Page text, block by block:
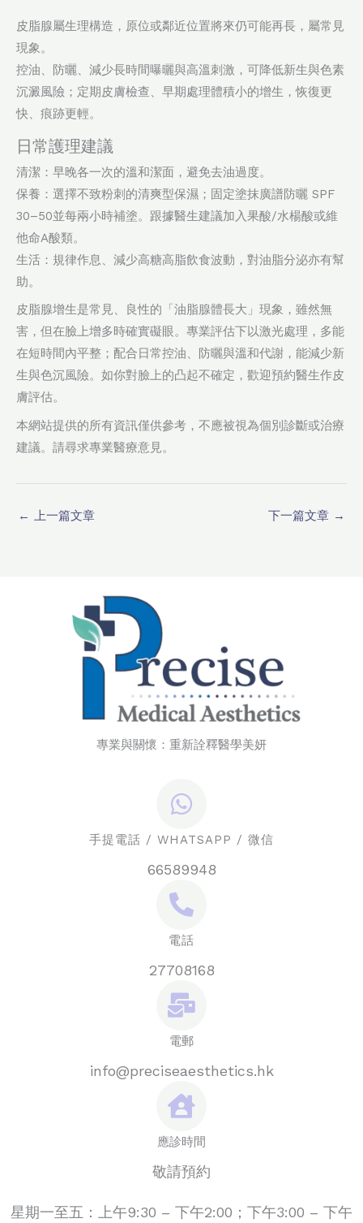
皮脂腺屬生理構造，原位或鄰近位置將來仍可能再長，屬常見
現象。
控油、防曬、減少長時間曝曬與高溫刺激，可降低新生與色素
沉澱風險；定期皮膚檢查、早期處理體積小的增生，恢復更
快、痕跡更輕。
日常護理建議
清潔：早晚各一次的溫和潔面，避免去油過度。
保養：選擇不致粉刺的清爽型保濕；固定塗抹廣譜防曬 SPF
30–50並每兩小時補塗。跟據醫生建議加入果酸/水楊酸或維
他命A酸類。
生活：規律作息、減少高糖高脂飲食波動，對油脂分泌亦有幫
助。
皮脂腺增生是常見、良性的「油脂腺體長大」現象，雖然無
害，但在臉上增多時確實礙眼。專業評估下以激光處理，多能
在短時間內平整；配合日常控油、防曬與溫和代謝，能減少新
生與色沉風險。如你對臉上的凸起不確定，歡迎預約醫生作皮
膚評估。
本網站提供的所有資訊僅供參考，不應被視為個別診斷或治療
建議。請尋求專業醫療意見。
← 上一篇文章 下一篇文章 →
專業與關懷：重新詮釋醫學美妍
手提電話 / WHATSAPP / 微信
66589948
電話
27708168
電郵
info@preciseaesthetics.hk
應診時間
敬請預約
星期一至五：上午9:30 – 下午2:00；下午3:00 – 下午